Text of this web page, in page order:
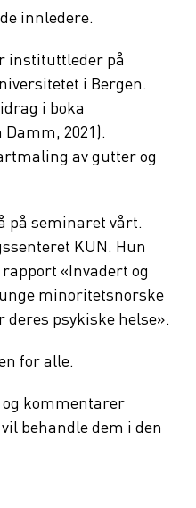
innledere.
instituttleder på
i Bergen.
i boka
2021).
av gutter og
på seminaret vårt.
KUN. Hun
«Invadert og
minoritetsnorske
psykiske helse».
for alle.
kommentarer
behandle dem i den